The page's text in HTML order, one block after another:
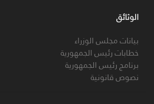
الوثائق
بيانات مجلس الوزراء
خطابات رئيس الجمهورية
برنامج رئيس الجمهورية
نصوص قانونية